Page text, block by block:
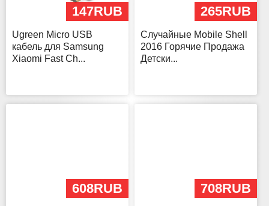
147RUB
Ugreen Micro USB
кабель для Samsung
Xiaomi Fast Ch...
265RUB
Случайные Mobile Shell
2016 Горячие Продажа
Детски...
608RUB 708RUB